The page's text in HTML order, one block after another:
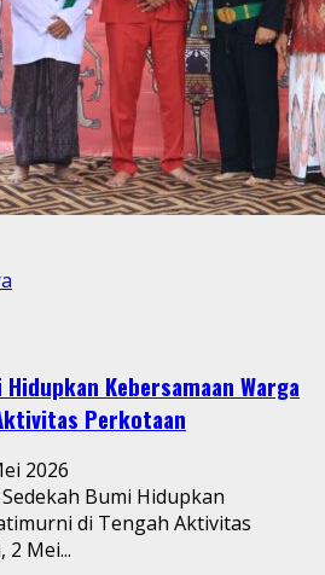
Kebersamaan Warga
Perkotaan
2026
Bumi Hidupkan
di Tengah Aktivitas
Mei...